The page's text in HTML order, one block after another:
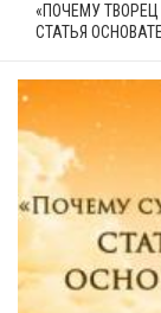
«ПОЧЕМУ
СТАТЬЯ